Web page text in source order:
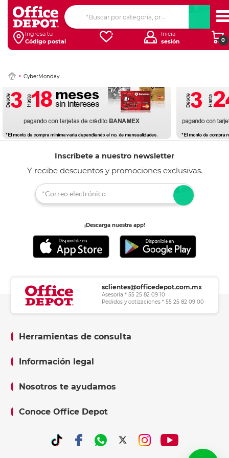
Ingresa tu
Código postal
0
Inicia
sesión
CyberMonday
Inscríbete a nuestro newsletter
Y recibe descuentos y promociones exclusivas.
¡Descarga nuestra app!
sclientes@officedepot.com.mx
Asesoría * 55 25 82 09 10
Pedidos y cotizaciones * 55 25 82 09 00
Herramientas de consulta
Información legal
Nosotros te ayudamos
Conoce Office Depot